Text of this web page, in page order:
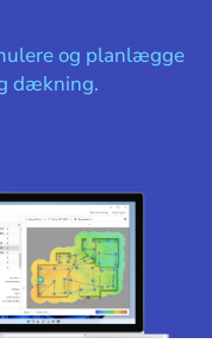
og planlægge
dækning.